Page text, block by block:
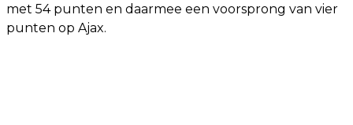
met 54 punten en daarmee een voorsprong van vier
punten op Ajax.